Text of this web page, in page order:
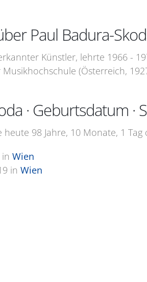
Paul Badura-
Künstler, lehrte 1966 -
(Österreich,
· Geburtsdatum ·
98 Jahre, 10 Monate, 1 Tag
Wien
in Wien